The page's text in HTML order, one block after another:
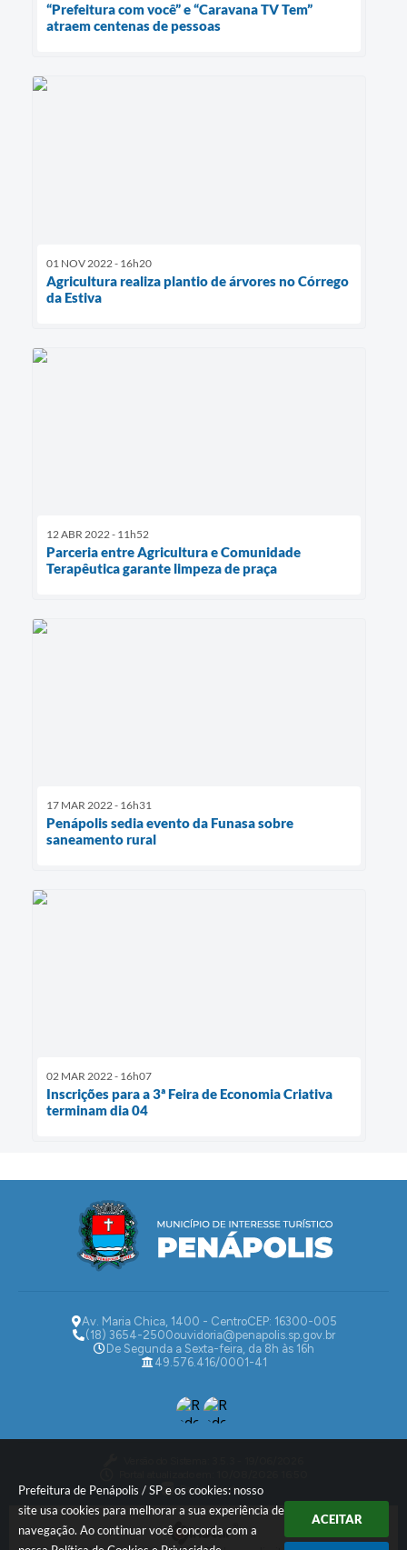
Prefeitura de Penápolis / SP e os cookies: nosso
site usa cookies para melhorar a sua experiência de
navegação. Ao continuar você concorda com a
ACEITAR
“Prefeitura com você” e “Caravana TV Tem”
atraem centenas de pessoas
01 NOV 2022 - 16h20
Agricultura realiza plantio de árvores no Córrego
da Estiva
12 ABR 2022 - 11h52
Parceria entre Agricultura e Comunidade
Terapêutica garante limpeza de praça
17 MAR 2022 - 16h31
Penápolis sedia evento da Funasa sobre
saneamento rural
02 MAR 2022 - 16h07
Inscrições para a 3ª Feira de Economia Criativa
terminam dia 04
Av. Maria Chica, 1400 - CentroCEP: 16300-005
(18) 3654-2500ouvidoria@penapolis.sp.gov.br
De Segunda a Sexta-feira, da 8h às 16h
49.576.416/0001-41
Dados Abertos